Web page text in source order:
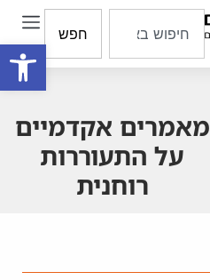
פתח
חפש
מאמרים אקדמיים
על התעוררות
רוחנית